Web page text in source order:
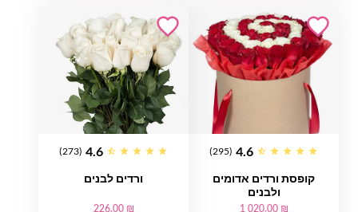
4.6
(295)
קופסת ורדים אדומים
ולבנים
1 020.00 ₪
4.6
(273)
ורדים לבנים
226.00 ₪